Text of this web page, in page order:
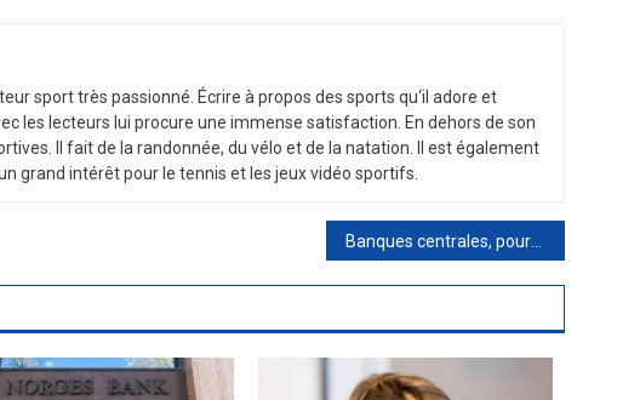
eursporttrès passionné Écrire à propos des sports qu‘il adore et
les lecteurs ui procure une immense satisfaction En dehors de son
ives faitde la randonnée, du vé lo etde la natation estégal ement
grand intérêtpour le tennis et les jeuxvidéo sportifs
Banques centrales, pourquoi la Norges Bank surprend et ne relève pas ses taux (pour l’instant). Ce que cela peut signifier pour la Fed et la BCE